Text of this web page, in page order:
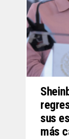
sus
más